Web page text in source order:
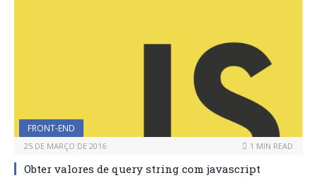
FRONT-END
25 DE MARÇO DE 2016 1 MIN READ
Obter valores de query string com javascript